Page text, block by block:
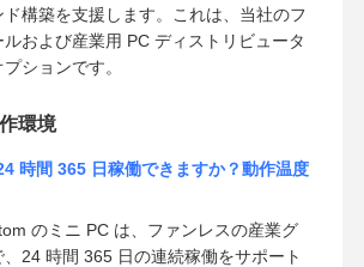
構築を支援します。これは、当社のフ
ルおよび産業用 PC ディストリビュータ
ションです。
環境
時間 365 日稼働できますか？動作温度
のミニ PC は、ファンレスの産業グ
、24 時間 365 日の連続稼働をサポート